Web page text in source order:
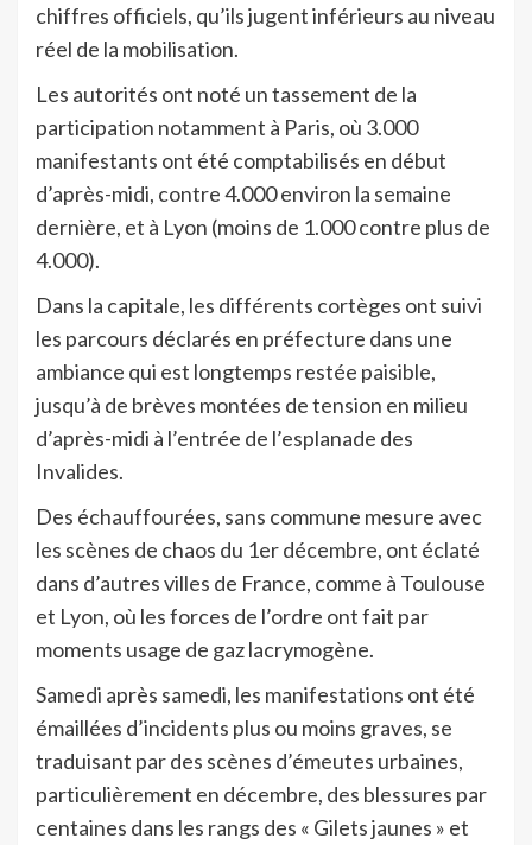
chiffres officiels, qu’ils jugent inférieurs au niveau
réel de la mobilisation.
Les autorités ont noté un tassement de la
participation notamment à Paris, où 3.000
manifestants ont été comptabilisés en début
d’après-midi, contre 4.000 environ la semaine
dernière, et à Lyon (moins de 1.000 contre plus de
4.000).
Dans la capitale, les différents cortèges ont suivi
les parcours déclarés en préfecture dans une
ambiance qui est longtemps restée paisible,
jusqu’à de brèves montées de tension en milieu
d’après-midi à l’entrée de l’esplanade des
Invalides.
Des échauffourées, sans commune mesure avec
les scènes de chaos du 1er décembre, ont éclaté
dans d’autres villes de France, comme à Toulouse
et Lyon, où les forces de l’ordre ont fait par
moments usage de gaz lacrymogène.
Samedi après samedi, les manifestations ont été
émaillées d’incidents plus ou moins graves, se
traduisant par des scènes d’émeutes urbaines,
particulièrement en décembre, des blessures par
centaines dans les rangs des « Gilets jaunes » et